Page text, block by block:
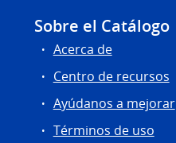
Sobre el Catálogo
Acerca de
Centro de recursos
Ayúdanos a mejorar
Términos de uso